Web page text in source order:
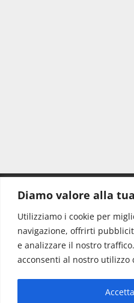
Diamo valore alla
Utilizziamo i cookie per
navigazione, offrirti
e analizzare il nostro
acconsenti al nostro utilizzo
Redazione:
Direttore:
Info & Commerciale: